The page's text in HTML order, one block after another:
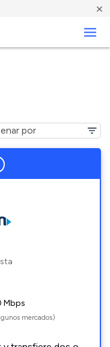
×
Mbps
mercados)